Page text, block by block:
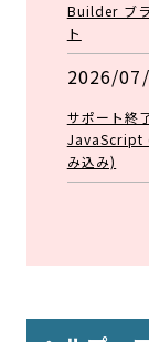
Builder ブ
ト
2026/
サポート終
JavaScript
み込み)